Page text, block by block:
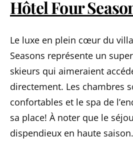
Hôtel Four
Le luxe en plein cœur du
Seasons représente un
skieurs qui aimeraient
directement. Les chambres
confortables et le spa de
sa place! À noter que le
dispendieux en haute saison.